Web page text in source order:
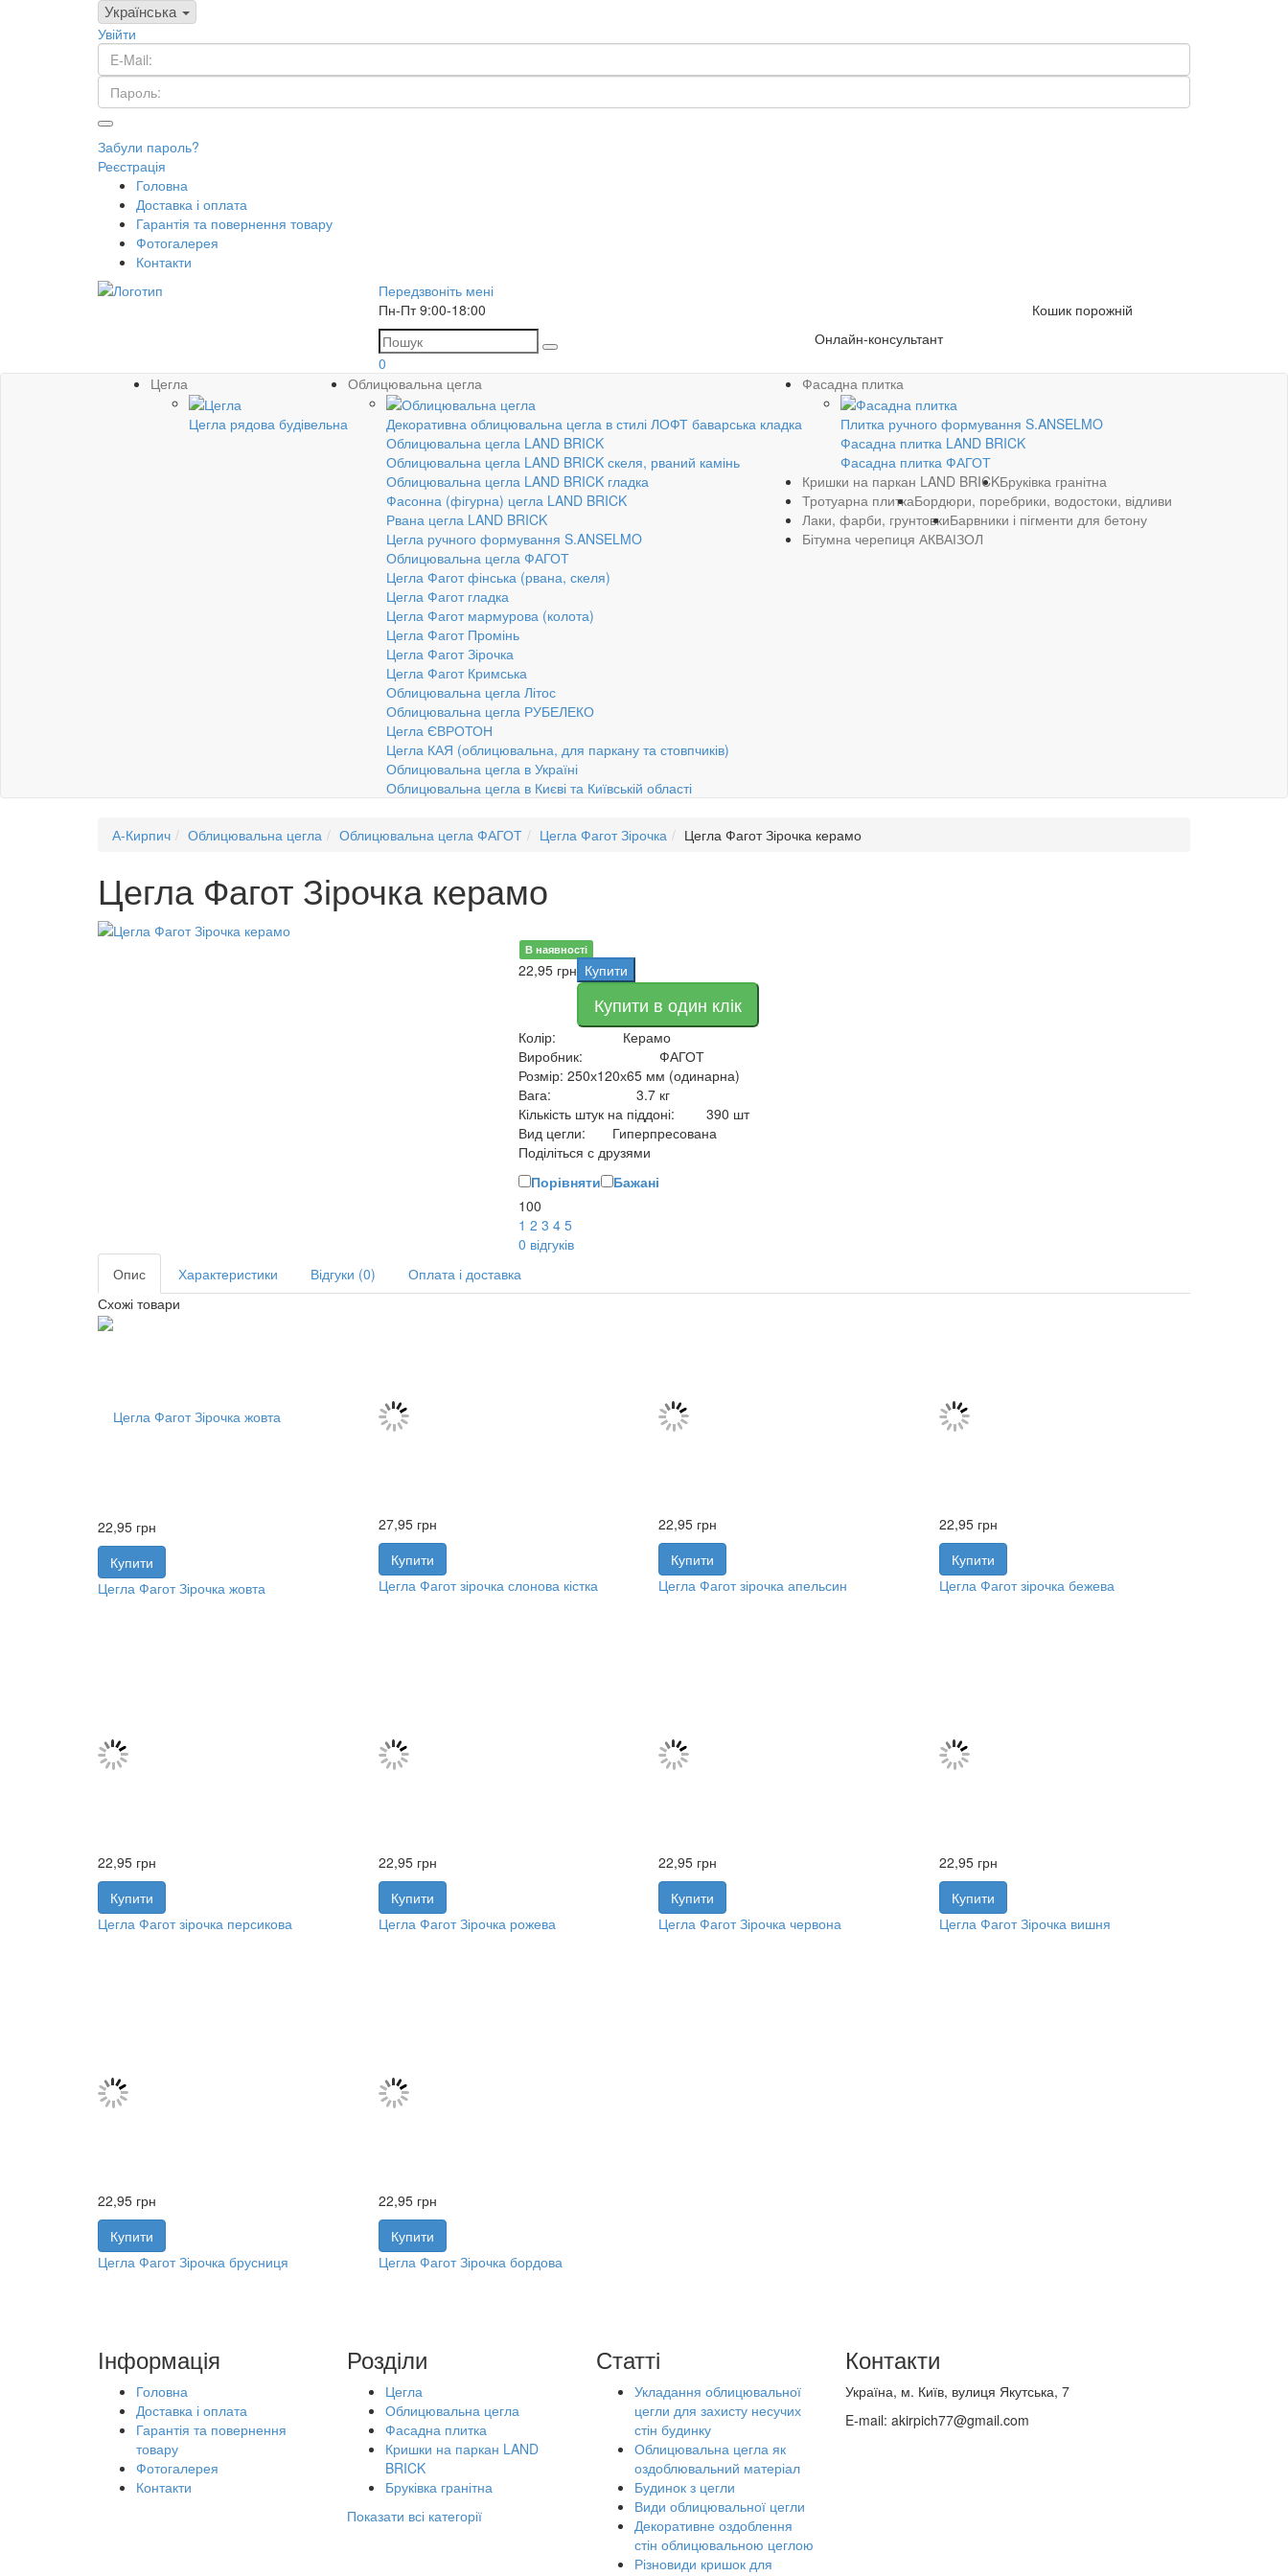
Українська
Увійти
Забули пароль?
Реєстрація
Головна
Доставка і оплата
Гарантія та повернення товару
Фотогалерея
Контакти
Передзвоніть мені
Пн-Пт 9:00-18:00
0
Онлайн-консультант
Кошик порожній
Цегла
Цегла рядова будівельна
Облицювальна цегла
Декоративна облицювальна цегла в стилі ЛОФТ баварська кладка
Облицювальна цегла LAND BRICK
Облицювальна цегла LAND BRICK скеля, рваний камінь
Облицювальна цегла LAND BRICK гладка
Фасонна (фігурна) цегла LAND BRICK
Рвана цегла LAND BRICK
Цегла ручного формування S.ANSELMO
Облицювальна цегла ФАГОТ
Цегла Фагот фінська (рвана, скеля)
Цегла Фагот гладка
Цегла Фагот мармурова (колота)
Цегла Фагот Промінь
Цегла Фагот Зірочка
Цегла Фагот Кримська
Облицювальна цегла Літос
Облицювальна цегла РУБЕЛЕКО
Цегла ЄВРОТОН
Цегла КАЯ (облицювальна, для паркану та стовпчиків)
Облицювальна цегла в Україні
Облицювальна цегла в Києві та Київській області
Фасадна плитка
Плитка ручного формування S.ANSELMO
Фасадна плитка LAND BRICK
Фасадна плитка ФАГОТ
Кришки на паркан LAND BRICKБруківка гранітна
Тротуарна плиткаБордюри, поребрики, водостоки, відливи
Лаки, фарби, грунтовкиБарвники і пігменти для бетону
Бітумна черепиця АКВАІЗОЛ
А-Кирпич Облицювальна цегла Облицювальна цегла ФАГОТ Цегла Фагот Зірочка Цегла Фагот Зірочка керамо
Цегла Фагот Зірочка керамо
В наявності
22,95 грн Купити
Купити в один клік
Колір:
Керамо
Виробник:
ФАГОТ
Розмір: 250х120х65 мм (одинарна)
Вага:
3.7 кг
Кількість штук на піддоні:
390 шт
Вид цегли:
Гиперпресована
Поділіться с друзями
Порівняти
Бажані
100
1 2 3 4 5
0 відгуків
Опис
Характеристики Відгуки (0)
Оплата і доставка
Схожі товари
22,95 грн
Купити
Цегла Фагот Зірочка жовта
27,95 грн
Купити
Цегла Фагот зірочка слонова кістка
22,95 грн
Купити
Цегла Фагот зірочка апельсин
22,95 грн
Купити
Цегла Фагот зірочка бежева
22,95 грн
Купити
Цегла Фагот зірочка персикова
22,95 грн
Купити
Цегла Фагот Зірочка рожева
22,95 грн
Купити
Цегла Фагот Зірочка червона
22,95 грн
Купити
Цегла Фагот Зірочка вишня
22,95 грн
Купити
Цегла Фагот Зірочка брусниця
22,95 грн
Купити
Цегла Фагот Зірочка бордова
Інформація
Головна
Доставка і оплата
Гарантія та повернення
товару
Фотогалерея
Контакти
Розділи
Цегла
Облицювальна цегла
Фасадна плитка
Кришки на паркан LAND
BRICK
Бруківка гранітна
Показати всі категорії
Статті
Укладання облицювальної
цегли для захисту несучих
стін будинку
Облицювальна цегла як
оздоблювальний матеріал
Будинок з цегли
Види облицювальної цегли
Декоративне оздоблення
стін облицювальною цеглою
Різновиди кришок для
Контакти
Україна, м. Київ, вулиця Якутська, 7
E-mail: akirpich77@gmail.com